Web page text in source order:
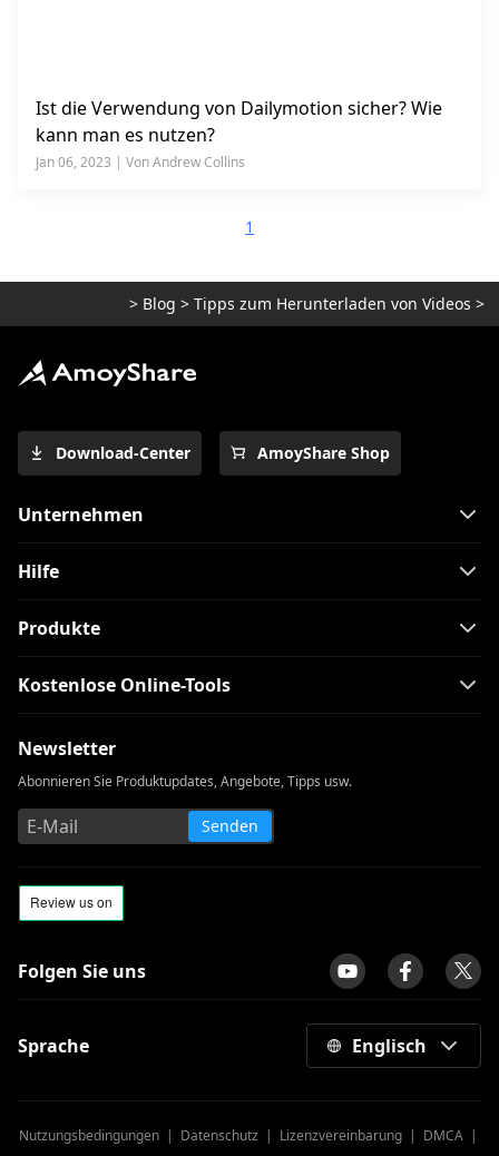
Ist die Verwendung von Dailymotion sicher? Wie
kann man es nutzen?
Jan 06, 2023 | Von Andrew Collins
1
> Blog > Tipps zum Herunterladen von Videos >
Download-Center AmoyShare Shop
Unternehmen
Hilfe
Produkte
Kostenlose Online-Tools
Newsletter
Abonnieren Sie Produktupdates, Angebote, Tipps usw.
Senden
Folgen Sie uns
Sprache Englisch
Nutzungsbedingungen| Datenschutz | Lizenzvereinbarung| DMCA|